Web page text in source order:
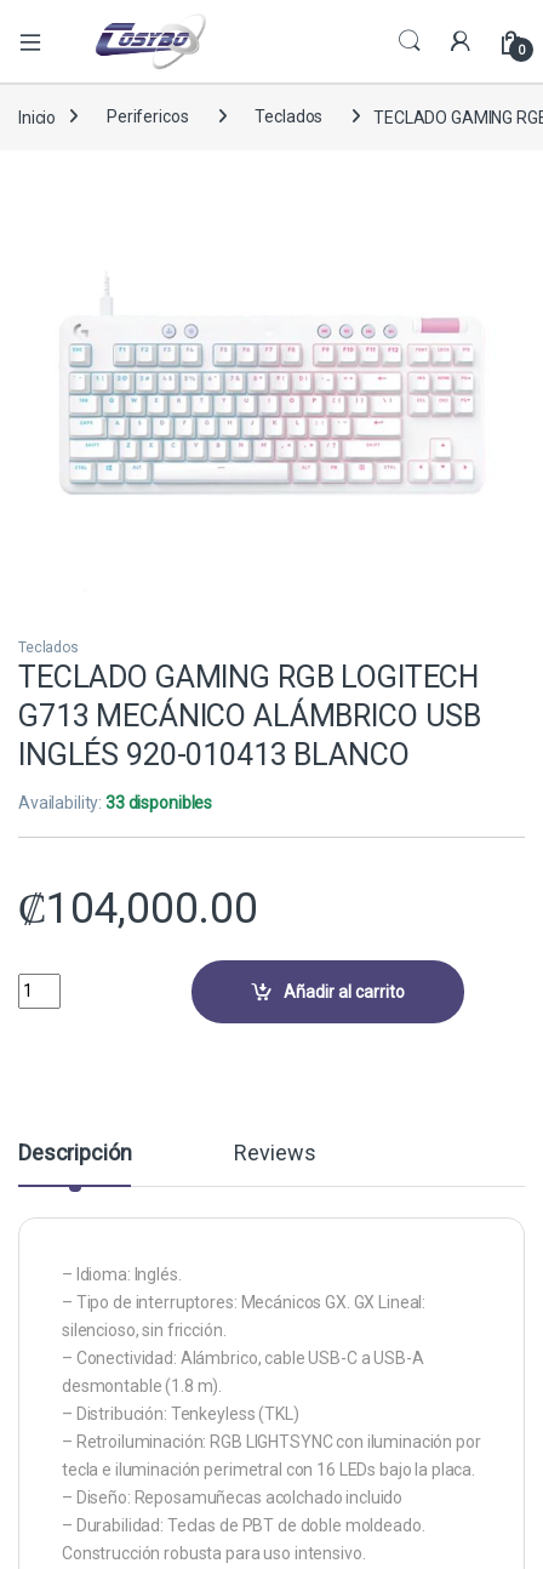
0
Inicio Perifericos Teclados TECLADO GAMING
Teclados
TECLADO GAMING RGB LOGITECH
G713 MECÁNICO ALÁMBRICO USB
INGLÉS 920-010413 BLANCO
Availability:33 disponibles
₡104,000.00
TECLADO GAMING RGB LOGITECH G713 MECÁNICO ALÁMBRICO
Añadir al carrito
Descripción Reviews
– Idioma: Inglés.
– Tipo de interruptores: Mecánicos GX. GX Lineal:
silencioso, sin fricción.
– Conectividad: Alámbrico, cable USB-C a USB-A
desmontable (1.8 m).
– Distribución: Tenkeyless (TKL)
– Retroiluminación: RGB LIGHTSYNC con iluminación por
tecla e iluminación perimetral con 16 LEDs bajo la placa.
– Diseño: Reposamuñecas acolchado incluido
– Durabilidad: Teclas de PBT de doble moldeado.
Construcción robusta para uso intensivo.